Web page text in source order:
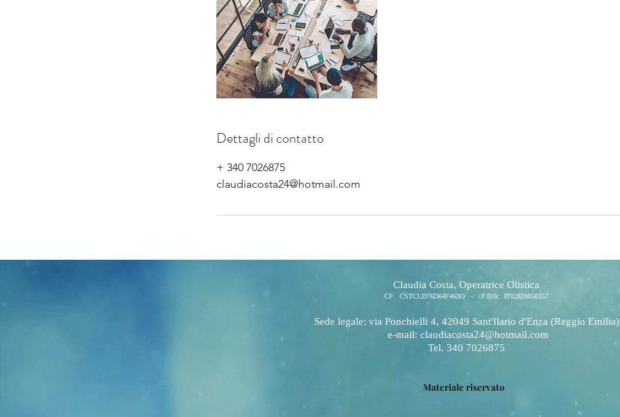
Dettagli di contatto
+ 340 7026875
claudiacosta24@hotmail.com
Claudia Costa, Operatrice Olistica
CF: CSTCLD76D64F463O - P.IVA: IT02828050357
Sede legale: via Ponchielli 4, 42049 Sant'Ilario d'Enza (Reggio Emilia)
e-mail: claudiacosta24@hotmail.com
Tel. 340 7026875
Materiale riservato